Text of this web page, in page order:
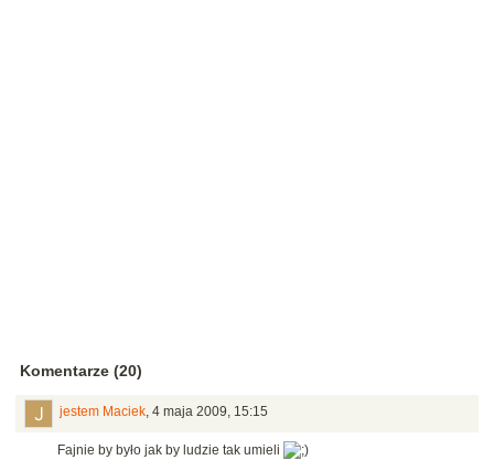
Komentarze (20)
jestem Maciek, 4 maja 2009, 15:15
Fajnie by było jak by ludzie tak umieli